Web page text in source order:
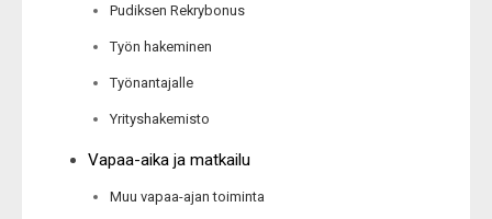
Pudiksen Rekrybonus
Työn hakeminen
Työnantajalle
Yrityshakemisto
Vapaa-aika ja matkailu
Muu vapaa-ajan toiminta